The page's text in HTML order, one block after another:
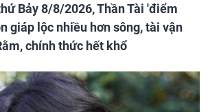
Bảy 8/8/2026, Thần Tài 'điểm
giáp lộc nhiều hơn sông, tài vận
chính thức hết khổ